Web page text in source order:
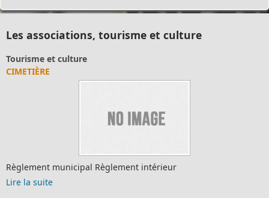
Les associations, tourisme et culture
Tourisme et culture
CIMETIÈRE
Règlement municipal Règlement intérieur
Lire la suite